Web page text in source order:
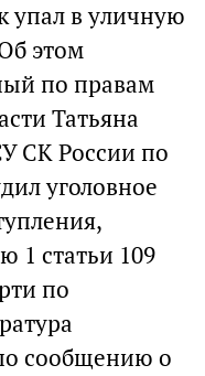
упал в уличную
этом
по правам
Татьяна
СК России по
уголовное
1 статьи 109
по
сообщению о